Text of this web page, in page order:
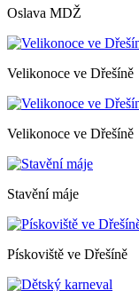
Oslava MDŽ
Velikonoce ve Dřešíně
Velikonoce ve Dřešíně
Stavění máje
Pískoviště ve Dřešíně